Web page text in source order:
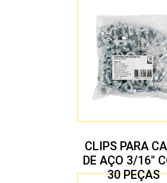
CLIPS PARA
DE AÇO 3/16″
30 PEÇAS